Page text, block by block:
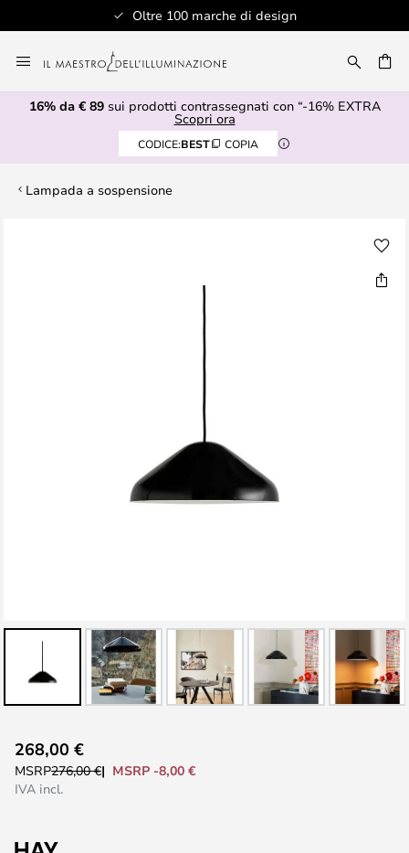
Oltre 100 marche di design
al
contenuto
16% da € 89sui prodotti contrassegnati con “-16% EXTRA
Scopri ora
CODICE:BEST COPIA
Lampada a sospensione
all'inizio
della
immagini
268,00 €
MSRP276,00 €
MSRP -8,00 €
IVA incl.